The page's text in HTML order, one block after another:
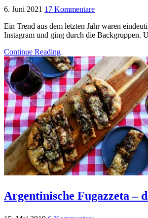
6. Juni 2021 17 Kommentare
Ein Trend aus dem letzten Jahr waren
Instagram und ging durch die Backgruppen.
Continue Reading
Argentinische Fugazzeta –